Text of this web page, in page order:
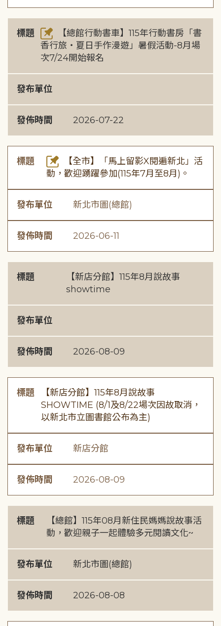
標題
【總館行動書車】115年行動書房「書
香行旅・夏日手作漫遊」暑假活動-8月場
次7/24開始報名
發布單位
發佈時間 2026-07-22
標題
【全市】「馬上留影X閱遍新北」活
動，歡迎踴躍參加(115年7月至8月)。
發布單位 新北市圖(總館)
發佈時間 2026-06-11
標題
【新店分館】115年8月說故事
showtime
發布單位
發佈時間 2026-08-09
標題
【新店分館】115年8月說故事
SHOWTIME (8/1及8/22場次因故取消，
以新北市立圖書館公布為主)
發布單位 新店分館
發佈時間 2026-08-09
標題
【總館】115年08月新住民媽媽說故事活
動，歡迎親子一起體驗多元閱讀文化~
發布單位 新北市圖(總館)
發佈時間 2026-08-08